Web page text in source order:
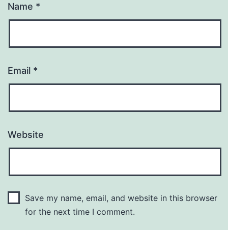
Name *
Email *
Website
Save my name, email, and website in this browser
for the next time I comment.